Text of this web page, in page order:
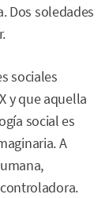
Dos soledades
sociales
y que aquella
social es
A